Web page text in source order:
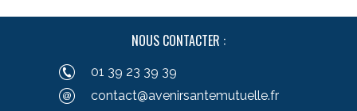
NOUS CONTACTER :
01 39 23 39 39
contact@avenirsantemutuelle.fr